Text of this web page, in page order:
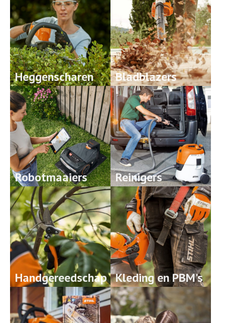
Heggenscharen Bladblazers
Robotmaaiers Reinigers
Handgereedschap Kleding en PBM's